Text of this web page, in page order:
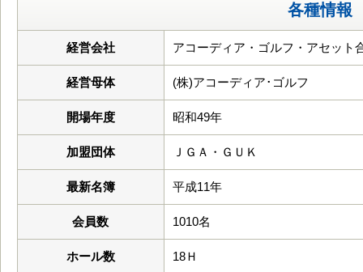
各種情報
経営会社 アコーディア・ゴルフ・アセット
経営母体 (株)アコーディア･ゴルフ
開場年度 昭和49年
加盟団体 ＪＧＡ・ＧＵＫ
最新名簿 平成11年
会員数 1010名
ホール数 18Ｈ